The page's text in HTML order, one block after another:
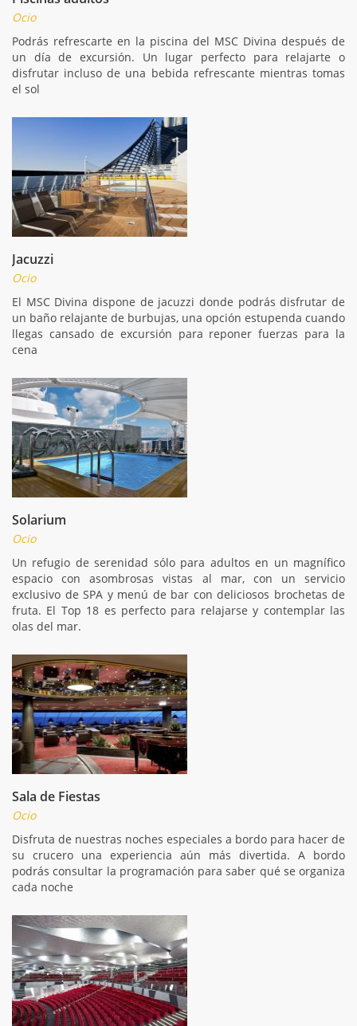
Ocio
Podrás refrescarte en la piscina del MSC Divina después de
un día de excursión. Un lugar perfecto para relajarte o
disfrutar incluso de una bebida refrescante mientras tomas
el sol
Jacuzzi
Ocio
El MSC Divina dispone de jacuzzi donde podrás disfrutar de
un baño relajante de burbujas, una opción estupenda cuando
llegas cansado de excursión para reponer fuerzas para la
cena
Solarium
Ocio
Un refugio de serenidad sólo para adultos en un magnífico
espacio con asombrosas vistas al mar, con un servicio
exclusivo de SPA y menú de bar con deliciosos brochetas de
fruta. El Top 18 es perfecto para relajarse y contemplar las
olas del mar.
Sala de Fiestas
Ocio
Disfruta de nuestras noches especiales a bordo para hacer de
su crucero una experiencia aún más divertida. A bordo
podrás consultar la programación para saber qué se organiza
cada noche